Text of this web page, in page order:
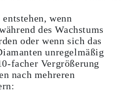
wenn
des Wachstums
oder wenn sich das
unregelmäßig
facher Vergrößerung
nach mehreren